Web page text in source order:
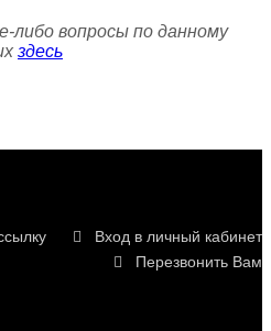
либо вопросы по данному
здесь
Вход в личный кабинет
Перезвонить Вам